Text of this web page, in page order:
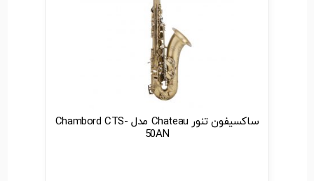
ساکسیفون تنور Chateau مدل Chambord CTS-
50AN